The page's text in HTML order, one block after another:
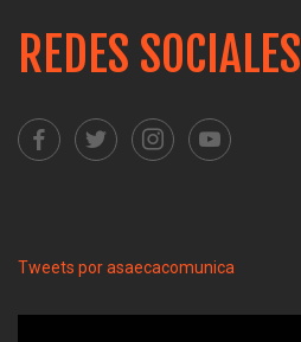
REDES SOCIALES
Tweets por asaecacomunica